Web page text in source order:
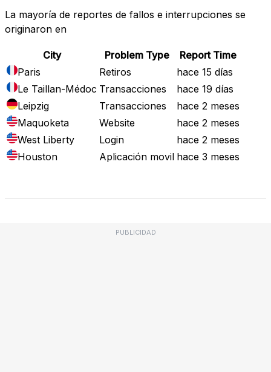
La mayoría de reportes de fallos e interrupciones se
originaron en
City Problem Type
Report Time
Paris
Retiros
hace 15 días
Le Taillan-Médoc Transacciones
hace 19 días
Leipzig
Transacciones
hace 2 meses
Maquoketa
Website
hace 2 meses
West Liberty
Login
hace 2 meses
Houston
Aplicación movil hace 3 meses
PUBLICIDAD